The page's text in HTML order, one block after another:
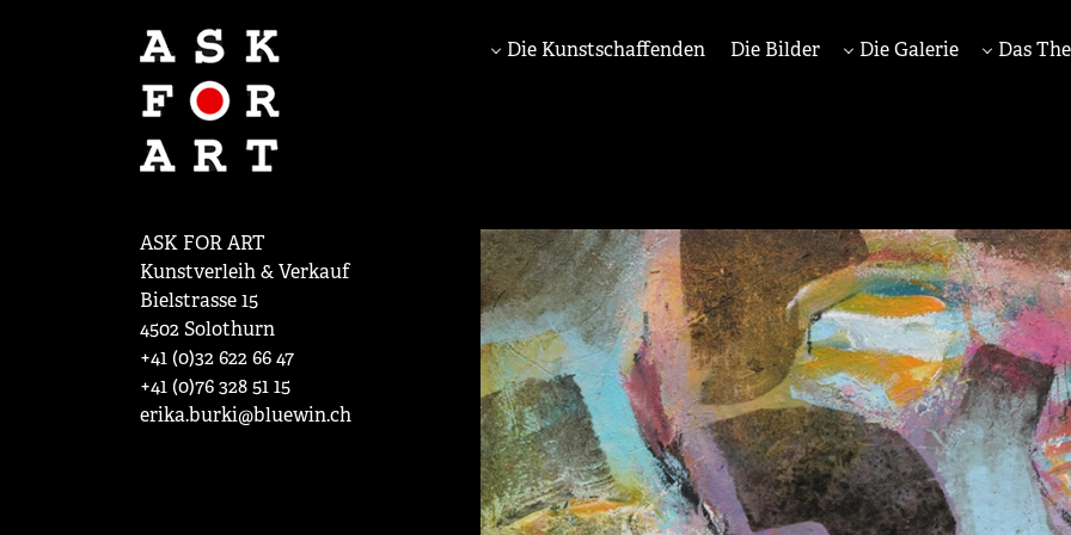
Die Kunstschaffenden Die Bilder Die Galerie Das
ASK FOR ART
Kunstverleih & Verkauf
Bielstrasse 15
4502 Solothurn
+41 (0)32 622 66 47
+41 (0)76 328 51 15
erika.burki@bluewin.ch